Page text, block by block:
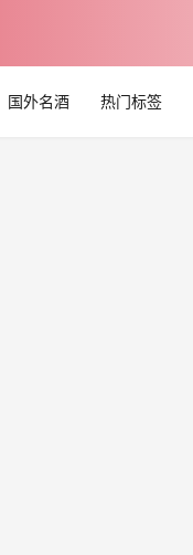
国外名酒 热门标签